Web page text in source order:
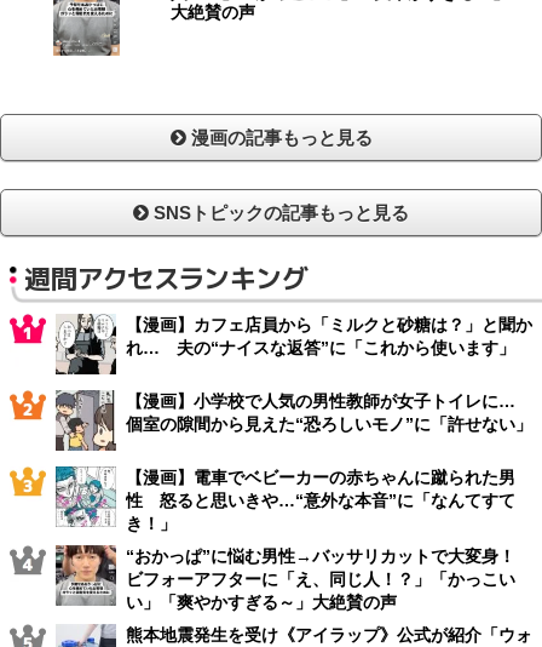
大絶賛の声
漫画の記事もっと見る
SNSトピックの記事もっと見る
週間アクセスランキング
【漫画】カフェ店員から「ミルクと砂糖は？」と聞か
れ… 夫の“ナイスな返答”に「これから使います」
【漫画】小学校で人気の男性教師が女子トイレに…
個室の隙間から見えた“恐ろしいモノ”に「許せない」
【漫画】電車でベビーカーの赤ちゃんに蹴られた男
性 怒ると思いきや…“意外な本音”に「なんてすて
き！」
“おかっぱ”に悩む男性→バッサリカットで大変身！
ビフォーアフターに「え、同じ人！？」「かっこい
い」「爽やかすぎる～」大絶賛の声
熊本地震発生を受け《アイラップ》公式が紹介「ウォ